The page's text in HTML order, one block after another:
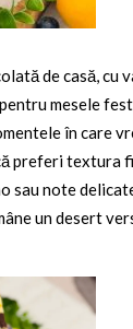
de casă, cu
mesele
în care
preferi textura
sau note
un desert